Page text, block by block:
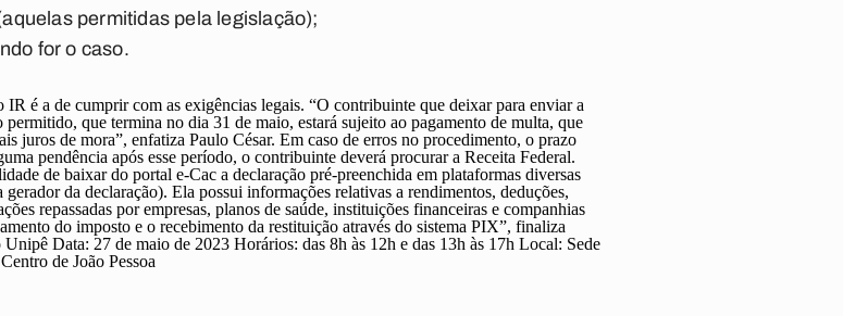
permitidas pela legislação);
for o caso.
é a de cumprir com as exigências legais. “O contribuinte que deixar para enviar a
que termina no dia 31 de maio, estará sujeito ao pagamento de multa, que
juros de mora”, enfatiza Paulo César. Em caso de erros no procedimento, o prazo
pendência após esse período, o contribuinte deverá procurar a Receita Federal.
de baixar do portal e-Cac a declaração pré-preenchida em plataformas diversas
da declaração). Ela possui informações relativas a rendimentos, deduções,
repassadas por empresas, planos de saúde, instituições financeiras e companhias
do imposto e o recebimento da restituição através do sistema PIX”, finaliza
Unipê Data: 27 de maio de 2023 Horários: das 8h às 12h e das 13h às 17h Local: Sede
de João Pessoa